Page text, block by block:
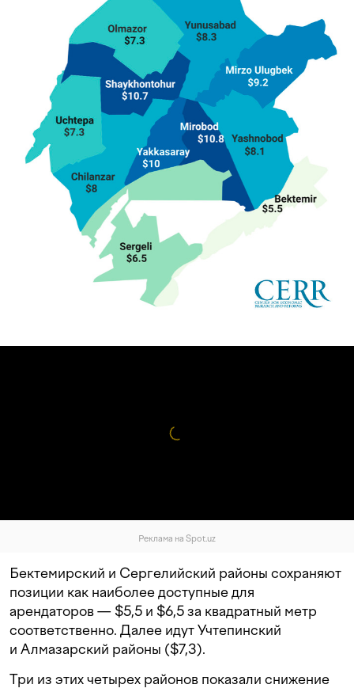
Реклама на Spot.uz
Бектемирский и Сергелийский районы сохраняют
позиции как наиболее доступные для
арендаторов — $5,5 и $6,5 за квадратный метр
соответственно. Далее идут Учтепинский
и Алмазарский районы ($7,3).
Три из этих четырех районов показали снижение